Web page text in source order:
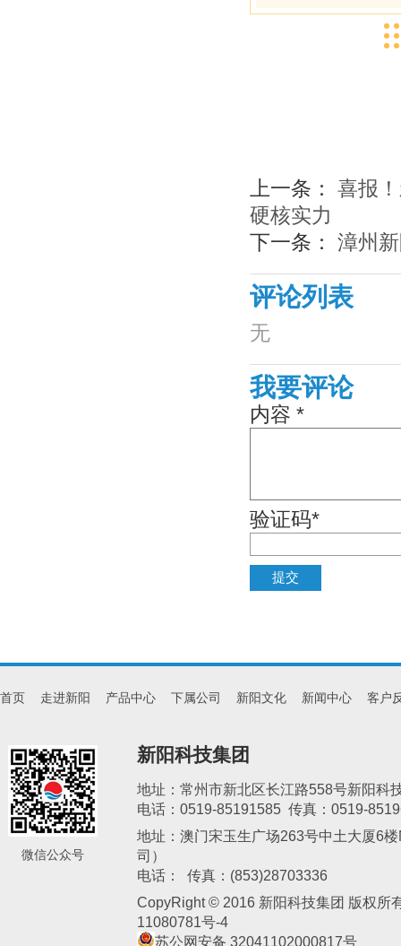
上一条： 喜报
硬核实力
下一条： 漳州
评论列表
无
我要评论
内容 *
验证码*
首页 走进新阳 产品中心 下属公司 新阳文化 新闻中心 客户
微信公众号
新阳科技集团
地址：常州市新北区长江路558号新阳科
电话：0519-85191585 传真：0519-
地址：澳门宋玉生广场263号中土大厦6
司）
电话： 传真：(853)28703336
CopyRight © 2016 新阳科技集团 版权所
11080781号-4
苏公网安备 32041102000817号